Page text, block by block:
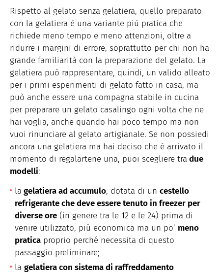
Rispetto al gelato senza gelatiera, quello preparato
con la gelatiera è una variante più pratica che
richiede meno tempo e meno attenzioni, oltre a
ridurre i margini di errore, soprattutto per chi non ha
grande familiarità con la preparazione del gelato. La
gelatiera può rappresentare, quindi, un valido alleato
per i primi esperimenti di gelato fatto in casa, ma
può anche essere una compagna stabile in cucina
per preparare un gelato casalingo ogni volta che ne
hai voglia, anche quando hai poco tempo ma non
vuoi rinunciare al gelato artigianale. Se non possiedi
ancora una gelatiera ma hai deciso che è arrivato il
momento di regalartene una, puoi scegliere tra due
modelli:
la gelatiera ad accumulo, dotata di un cestello
refrigerante che deve essere tenuto in freezer per
diverse ore (in genere tra le 12 e le 24) prima di
venire utilizzato, più economica ma un po’ meno
pratica proprio perché necessita di questo
passaggio preliminare;
la gelatiera con sistema di raffreddamento